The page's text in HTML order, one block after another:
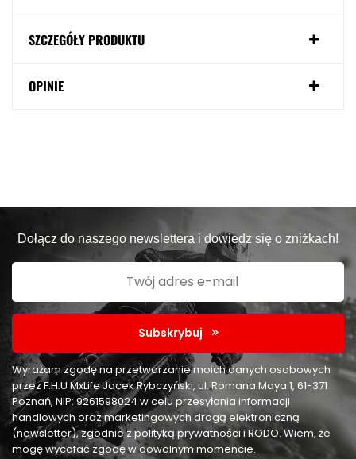
SZCZEGÓŁY PRODUKTU
OPINIE
Dołącz do naszego newslettera i dowiedz się o zniżkach!
Subskrybuj
Wyrażam zgodę na przetwarzanie moich danych osobowych
przez F.H.U MxLife Jacek Rybczyński, ul. Romana Maya 1, 61-371
Poznań, NIP: 9261598024 w celu przesyłania informacji
handlowych oraz marketingowych drogą elektroniczną
(newsletter), zgodnie z polityką prywatności i RODO. Wiem, że
mogę wycofać zgodę w dowolnym momencie.